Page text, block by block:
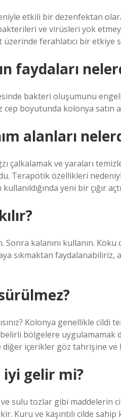
etkili bir dezenfektan
ve virüsleri yok
ferahlatıcı bir etkiye
faydaları
bakteri oluşumunu
cep boyutunda kolonya
alanları
çalkalamak ve yaraları
Terapötik özellikleri
yeni bir çığır
Sonra kalanını kullanın.
sıkmaktan
Kolonya genellikle cildi
bölgelere uygulamamak
diğer içerikler göz tahrişine
iyi gelir mi?
sulu tozlar gibi maddelerin
Kuru ve kaşıntılı cilde